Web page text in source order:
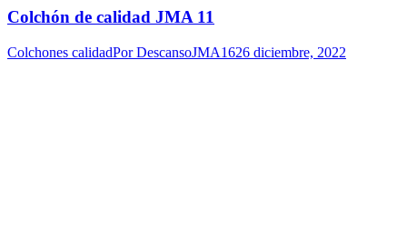
Colchón de calidad JMA 11
Colchones calidadPorDescansoJMA1626 diciembre, 2022